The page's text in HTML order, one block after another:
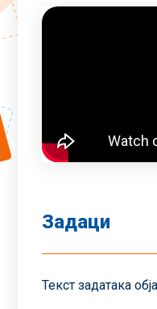
Задаци
Текст задатака